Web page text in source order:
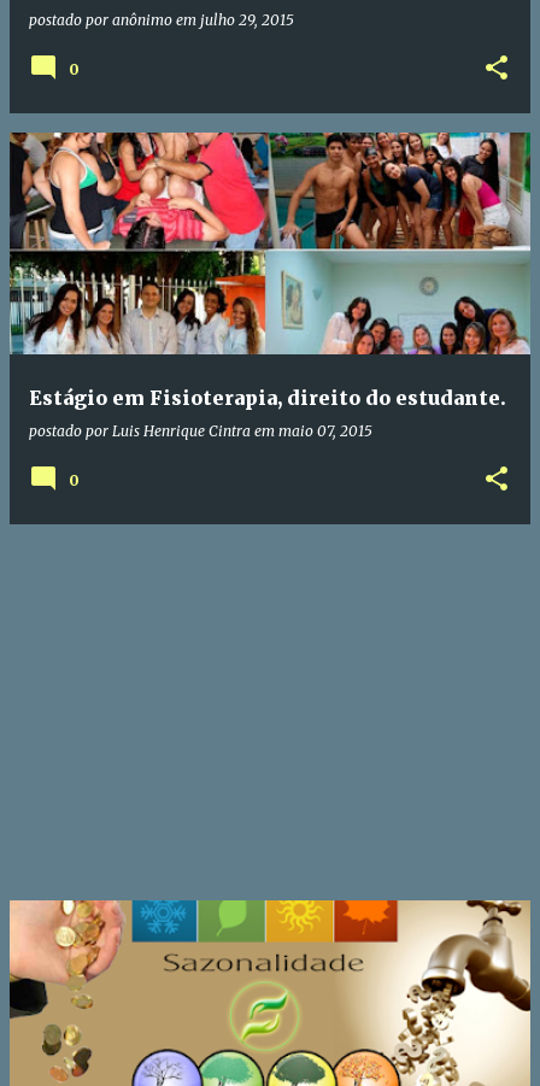
postado por anônimo em julho 29, 2015
0
Estágio em Fisioterapia, direito do estudante.
postado por Luis Henrique Cintra em maio 07, 2015
0